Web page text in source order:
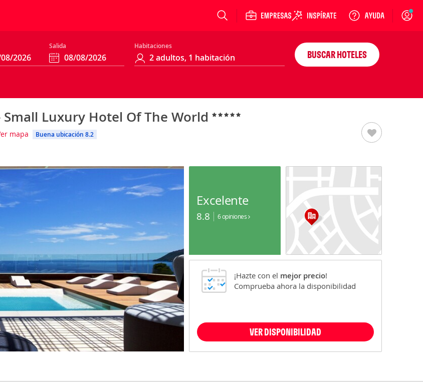
Login
Salida Habitaciones
BUSCAR HOTELES
Luxury Hotel Of The World
mapa Buena ubicación 8.2
Excelente
8.8 6 opiniones
¡Hazte con el mejor precio!
Comprueba ahora la disponibilidad
VER DISPONIBILIDAD